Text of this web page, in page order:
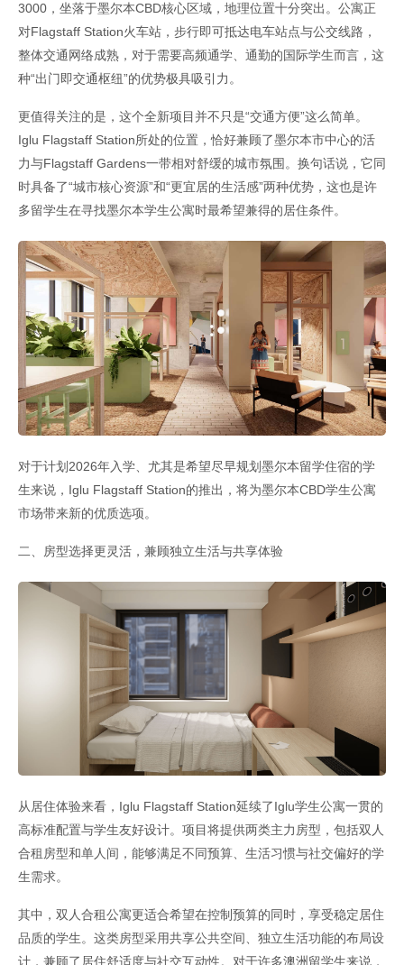
3000，坐落于墨尔本CBD核心区域，地理位置十分突出。公寓正
对Flagstaff Station火车站，步行即可抵达电车站点与公交线路，
整体交通网络成熟，对于需要高频通学、通勤的国际学生而言，这
种“出门即交通枢纽”的优势极具吸引力。
更值得关注的是，这个全新项目并不只是“交通方便”这么简单。
Iglu Flagstaff Station所处的位置，恰好兼顾了墨尔本市中心的活
力与Flagstaff Gardens一带相对舒缓的城市氛围。换句话说，它同
时具备了“城市核心资源”和“更宜居的生活感”两种优势，这也是许
多留学生在寻找墨尔本学生公寓时最希望兼得的居住条件。
对于计划2026年入学、尤其是希望尽早规划墨尔本留学住宿的学
生来说，Iglu Flagstaff Station的推出，将为墨尔本CBD学生公寓
市场带来新的优质选项。
二、房型选择更灵活，兼顾独立生活与共享体验
从居住体验来看，Iglu Flagstaff Station延续了Iglu学生公寓一贯的
高标准配置与学生友好设计。项目将提供两类主力房型，包括双人
合租房型和单人间，能够满足不同预算、生活习惯与社交偏好的学
生需求。
其中，双人合租公寓更适合希望在控制预算的同时，享受稳定居住
品质的学生。这类房型采用共享公共空间、独立生活功能的布局设
计，兼顾了居住舒适度与社交互动性。对于许多澳洲留学生来说，